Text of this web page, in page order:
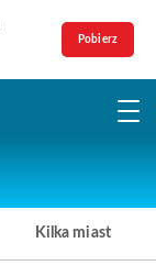
Pobierz
Kilka miast